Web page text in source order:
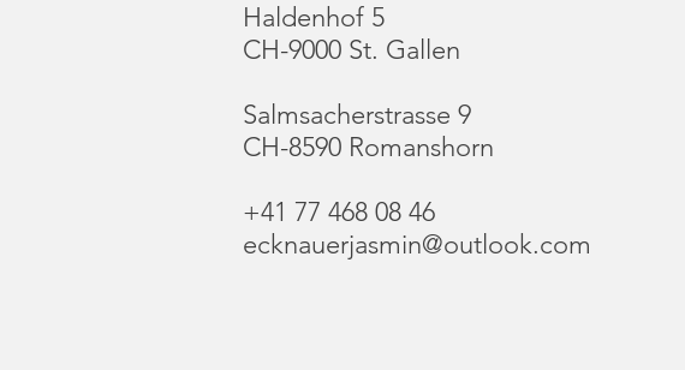
Haldenhof 5
CH-9000 St. Gallen
Salmsacherstrasse 9
CH-8590 Romanshorn
+41 77 468 08 46
ecknauerjasmin@outlook.com